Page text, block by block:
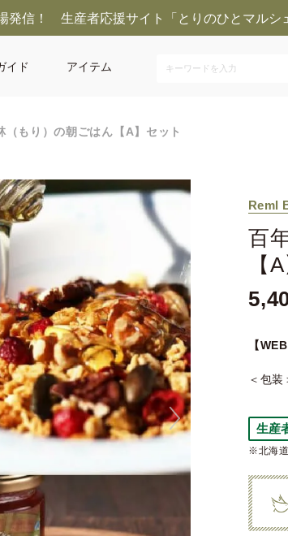
発信！ 生産者応援サイト「とりのひとマルシ
イド アイテム
（もり）の朝ごはん【A】セット
Reml
百
【
【
＜包
生産
※北海